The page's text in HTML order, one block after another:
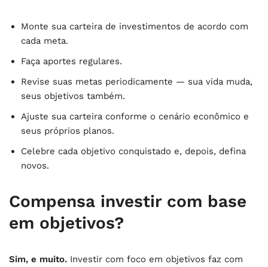
Monte sua carteira de investimentos de acordo com
cada meta.
Faça aportes regulares.
Revise suas metas periodicamente — sua vida muda,
seus objetivos também.
Ajuste sua carteira conforme o cenário econômico e
seus próprios planos.
Celebre cada objetivo conquistado e, depois, defina
novos.
Compensa investir com base
em objetivos?
Sim, e muito. Investir com foco em objetivos faz com